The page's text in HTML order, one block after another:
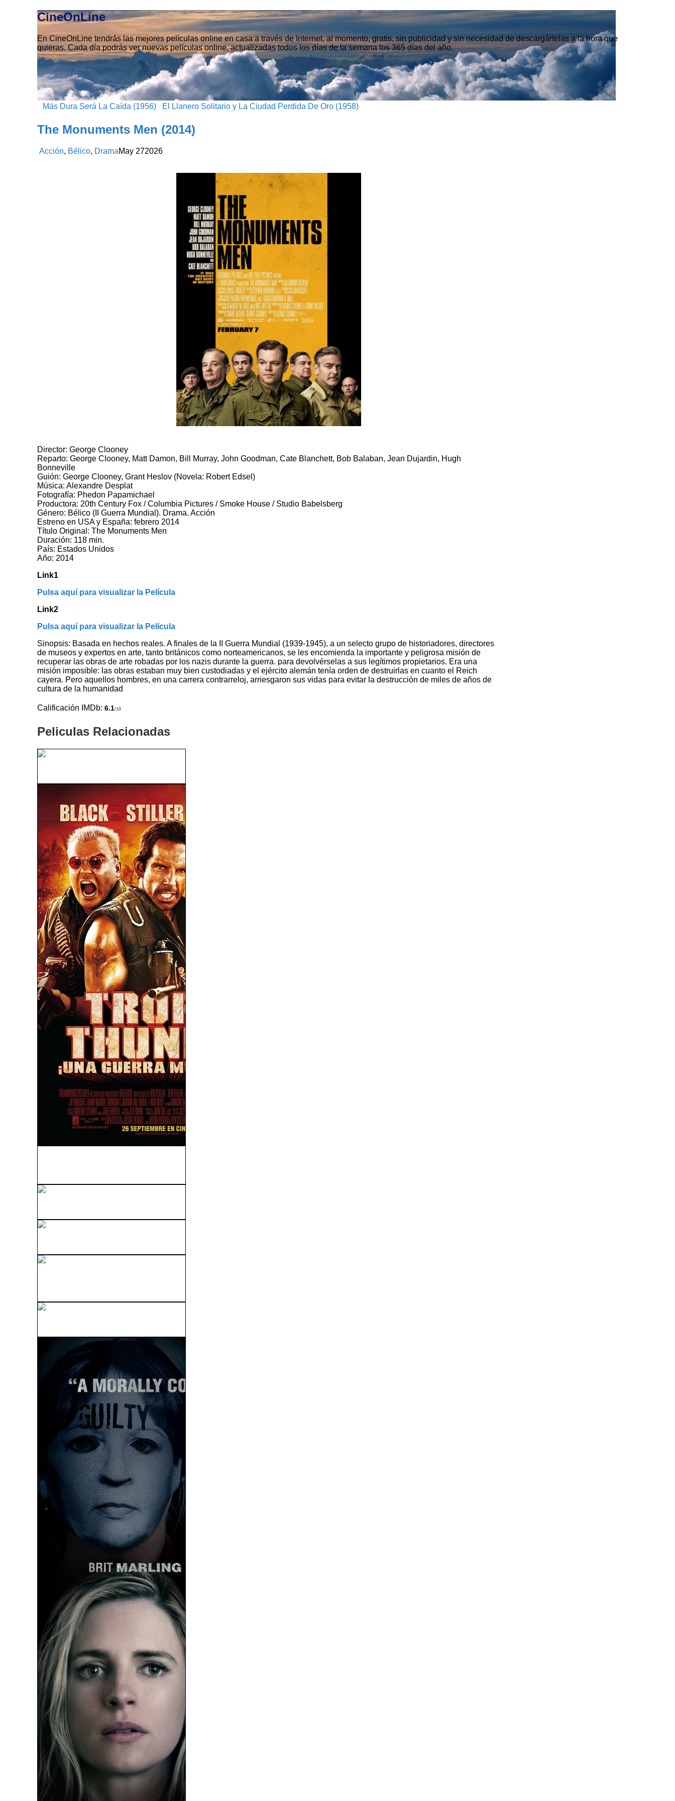
CineOnLine
En CineOnLine tendrás las mejores películas online en casa a través de Internet, al momento, gratis, sin publicidad y sin necesidad de descargártelas a la hora que
quieras. Cada día podrás ver nuevas películas online, actualizadas todos los días de la semana los 365 días del año.
Más Dura Será La Caída (1956) El Llanero Solitario y La Ciudad Perdida De Oro (1958)
The Monuments Men (2014)
Acción, Bélico, DramaMay 272026
Director: George Clooney
Reparto: George Clooney, Matt Damon, Bill Murray, John Goodman, Cate Blanchett, Bob Balaban, Jean Dujardin, Hugh
Bonneville
Guión: George Clooney, Grant Heslov (Novela: Robert Edsel)
Música: Alexandre Desplat
Fotografía: Phedon Papamichael
Productora: 20th Century Fox / Columbia Pictures / Smoke House / Studio Babelsberg
Género: Bélico (II Guerra Mundial). Drama. Acción
Estreno en USA y España: febrero 2014
Título Original: The Monuments Men
Duración: 118 min.
País: Estados Unidos
Año: 2014
Link1
Pulsa aquí para visualizar la Película
Link2
Pulsa aquí para visualizar la Película
Sinopsis: Basada en hechos reales. A finales de la II Guerra Mundial (1939-1945), a un selecto grupo de historiadores, directores
de museos y expertos en arte, tanto británicos como norteamericanos, se les encomienda la importante y peligrosa misión de
recuperar las obras de arte robadas por los nazis durante la guerra. para devolvérselas a sus legítimos propietarios. Era una
misión imposible: las obras estaban muy bien custodiadas y el ejército alemán tenía orden de destruirlas en cuanto el Reich
cayera. Pero aquellos hombres, en una carrera contrarreloj, arriesgaron sus vidas para evitar la destrucción de miles de años de
cultura de la humanidad
Calificación IMDb:6.1/10
Peliculas Relacionadas